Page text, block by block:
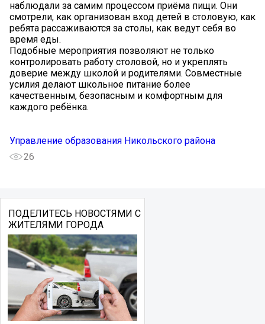
наблюдали за самим процессом приёма пищи. Они
смотрели, как организован вход детей в столовую, как
ребята рассаживаются за столы, как ведут себя во
время еды.
Подобные мероприятия позволяют не только
контролировать работу столовой, но и укреплять
доверие между школой и родителями. Совместные
усилия делают школьное питание более
качественным, безопасным и комфортным для
каждого ребёнка.
Управление образования Никольского района
26
ПОДЕЛИТЕСЬ НОВОСТЯМИ С
ЖИТЕЛЯМИ ГОРОДА